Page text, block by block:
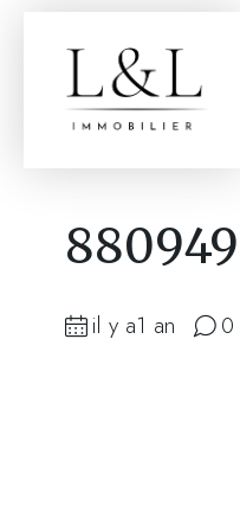
il y a1 an 0